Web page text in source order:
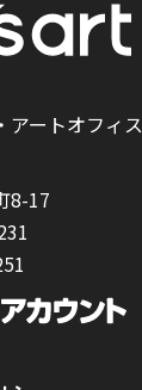
アートオフィス
8-17